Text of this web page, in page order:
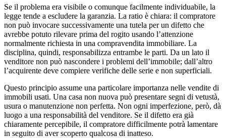
Se il problema era visibile o comunque facilmente individuabile, la
legge tende a escludere la garanzia. La ratio è chiara: il compratore
non può invocare successivamente una tutela per un difetto che
avrebbe potuto rilevare prima del rogito usando l’attenzione
normalmente richiesta in una compravendita immobiliare. La
disciplina, quindi, responsabilizza entrambe le parti. Da un lato il
venditore non può nascondere i problemi dell’immobile; dall’altro
l’acquirente deve compiere verifiche delle serie e non superficiali.
Questo principio assume una particolare importanza nelle vendite di
immobili usati. Una casa non nuova può presentare segni di vetustà,
usura o manutenzione non perfetta. Non ogni imperfezione, però, dà
luogo a una responsabilità del venditore. Se il difetto era già
chiaramente percepibile, il compratore difficilmente potrà lamentare
in seguito di aver scoperto qualcosa di inatteso.